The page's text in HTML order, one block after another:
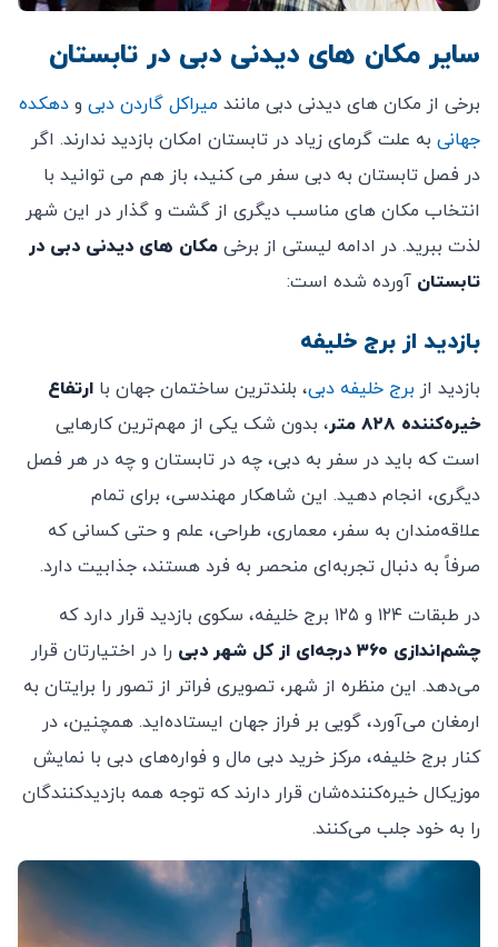
سایر مکان های دیدنی دبی در تابستان
برخی از مکان های دیدنی دبی مانند میراکل گاردن دبی و دهکده
جهانی به علت گرمای زیاد در تابستان امکان بازدید ندارند. اگر
در فصل تابستان به دبی سفر می کنید، باز هم می توانید با
انتخاب مکان های مناسب دیگری از گشت و گذار در این شهر
لذت ببرید. در ادامه لیستی از برخی مکان های دیدنی دبی در
تابستان آورده شده است:
بازدید از برج خلیفه
بازدید از برج خلیفه دبی، بلندترین ساختمان جهان با ارتفاع
خیره‌کننده‌ ۸۲۸ متر
، بدون شک یکی از مهم‌ترین کارهایی
است که باید در سفر به دبی، چه در تابستان و چه در هر فصل
دیگری، انجام دهید. این شاهکار مهندسی، برای تمام
علاقه‌مندان به سفر، معماری، طراحی، علم و حتی کسانی که
صرفاً به دنبال تجربه‌ای منحصر به فرد هستند، جذابیت دارد.
در طبقات ۱۲۴ و ۱۲۵ برج خلیفه، سکوی بازدید قرار دارد که
چشم‌اندازی ۳۶۰ درجه‌ای از کل شهر دبی
را در اختیارتان قرار
می‌دهد. این منظره‌ از شهر، تصویری فراتر از تصور را برایتان به
ارمغان می‌آورد، گویی بر فراز جهان ایستاده‌اید. همچنین، در
کنار برج خلیفه، مرکز خرید دبی مال و فواره‌های دبی با نمایش
موزیکال خیره‌کننده‌شان قرار دارند که توجه همه‌ بازدیدکنندگان
را به خود جلب می‌کنند.